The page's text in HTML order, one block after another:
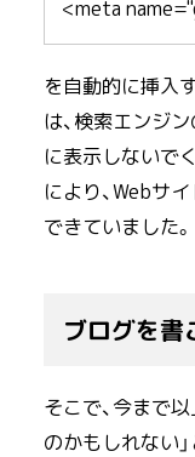
<meta
を自動的に挿入
は、検索エンジ
に表示しないで
により、Webサ
できていました。
ブログを書
そこで、今まで
のかもしれない